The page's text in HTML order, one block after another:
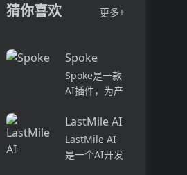
量，释放你的
团队成员、对
方,实现无缝
连接。主要功
能包括:组
猜你喜欢 更多+
Spoke
Spoke是一款
AI插件，为产
大的、注重隐
私的AI功能，
能够在几秒钟
LastMile AI
LastMile AI
是一个AI开发